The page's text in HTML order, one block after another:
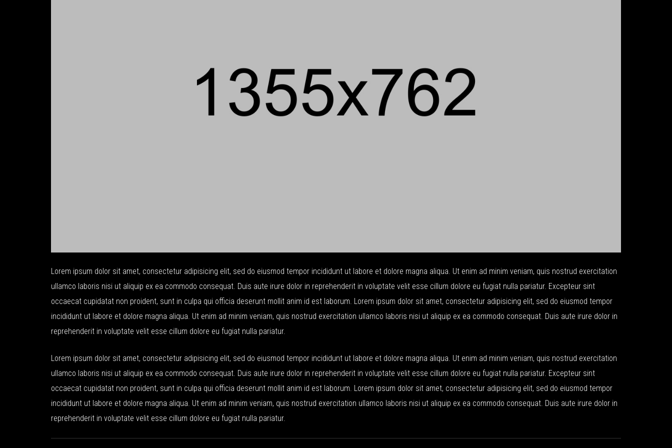
Lorem ipsum dolor sit amet, consectetur adipisicing elit, sed do eiusmod tempor incididunt ut labore et dolore magna aliqua. Ut enim ad minim veniam, quis nostrud exercitation
ullamco laboris nisi ut aliquip ex ea commodo consequat. Duis aute irure dolor in reprehenderit in voluptate velit esse cillum dolore eu fugiat nulla pariatur. Excepteur sint
occaecat cupidatat non proident, sunt in culpa qui officia deserunt mollit anim id est laborum. Lorem ipsum dolor sit amet, consectetur adipisicing elit, sed do eiusmod tempor
incididunt ut labore et dolore magna aliqua. Ut enim ad minim veniam, quis nostrud exercitation ullamco laboris nisi ut aliquip ex ea commodo consequat. Duis aute irure dolor in
reprehenderit in voluptate velit esse cillum dolore eu fugiat nulla pariatur.
Lorem ipsum dolor sit amet, consectetur adipisicing elit, sed do eiusmod tempor incididunt ut labore et dolore magna aliqua. Ut enim ad minim veniam, quis nostrud exercitation
ullamco laboris nisi ut aliquip ex ea commodo consequat. Duis aute irure dolor in reprehenderit in voluptate velit esse cillum dolore eu fugiat nulla pariatur. Excepteur sint
occaecat cupidatat non proident, sunt in culpa qui officia deserunt mollit anim id est laborum. Lorem ipsum dolor sit amet, consectetur adipisicing elit, sed do eiusmod tempor
incididunt ut labore et dolore magna aliqua. Ut enim ad minim veniam, quis nostrud exercitation ullamco laboris nisi ut aliquip ex ea commodo consequat. Duis aute irure dolor in
reprehenderit in voluptate velit esse cillum dolore eu fugiat nulla pariatur.